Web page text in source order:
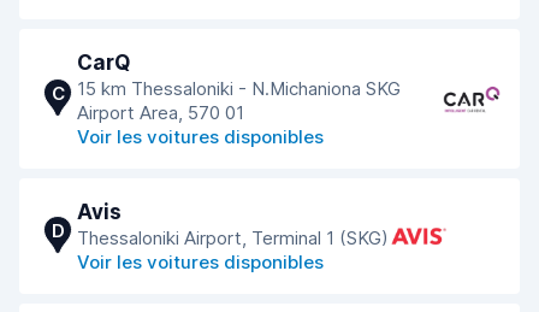
C
CarQ
15 km Thessaloniki - N.Michaniona SKG
Airport Area, 570 01
Voir les voitures disponibles
D
Avis
Thessaloniki Airport, Terminal 1 (SKG)
Voir les voitures disponibles